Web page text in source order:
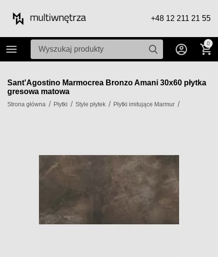
+48 12 211 21 55
0
Sant'Agostino Marmocrea Bronzo Amani 30x60 płytka
gresowa matowa
Strona główna / Płytki / Style płytek / Płytki imitujące Marmur /